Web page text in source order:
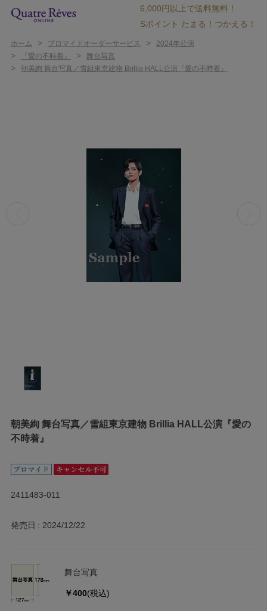
6,000円以上で送料無料！
Sポイント たまる！つかえる！
ホーム > ブロマイドオーダーサービス > 2024年公演
> 『愛の不時着』 > 舞台写真
> 朝美絢 舞台写真／雪組東京建物 Brillia HALL公演『愛の不時着』
朝美絢 舞台写真／雪組東京建物 Brillia HALL公演『愛の
不時着』
2411483-011
発売日 2024/12/22
舞台写真
￥400(税込)